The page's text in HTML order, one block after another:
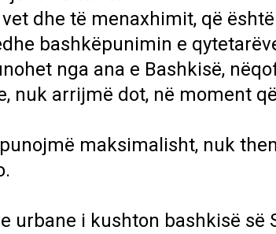
dhe të menaxhimit, që
bashkëpunimin e
nga ana e Bashkisë,
nuk arrijmë dot, në moment
maksimalisht, nuk
urbane i kushton bashkisë së